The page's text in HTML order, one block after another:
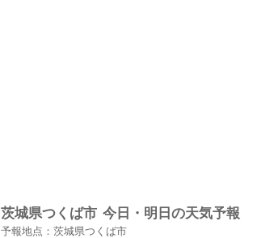
茨城県つくば市 今日・明日の天気予報
予報地点：茨城県つくば市